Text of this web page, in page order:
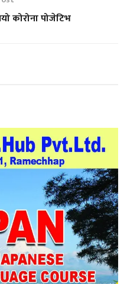
कोरोना पोजेटिभ